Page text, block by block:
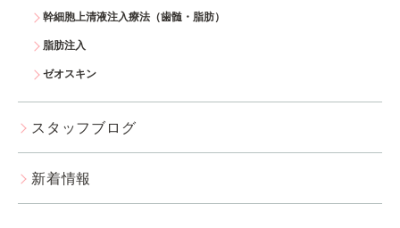
幹細胞上清液注入療法（歯髄・脂肪）
脂肪注入
ゼオスキン
スタッフブログ
新着情報